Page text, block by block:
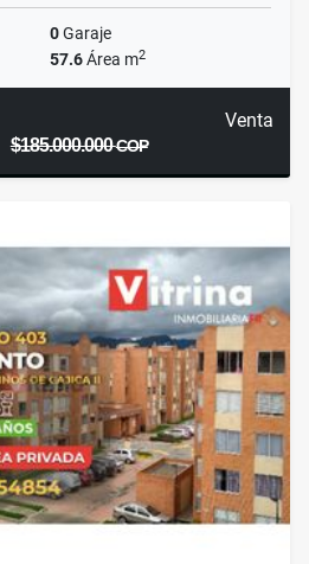
0Garaje
57.6Área m2
Venta
$185.000.000COP